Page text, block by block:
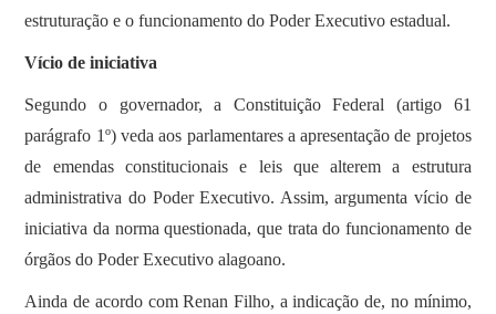
estruturação e o funcionamento do Poder Executivo estadual.
Vício de iniciativa
Segundo o governador, a Constituição Federal (artigo 61
parágrafo 1º) veda aos parlamentares a apresentação de projetos
de emendas constitucionais e leis que alterem a estrutura
administrativa do Poder Executivo. Assim, argumenta vício de
iniciativa da norma questionada, que trata do funcionamento de
órgãos do Poder Executivo alagoano.
Ainda de acordo com Renan Filho, a indicação de, no mínimo,